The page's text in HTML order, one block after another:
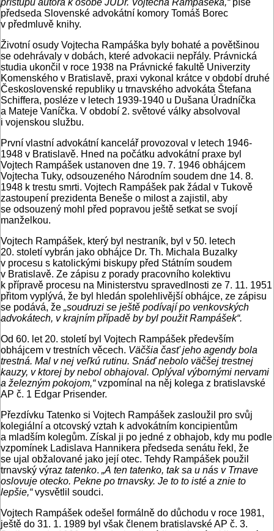
prístupu autora k osobe JUDr. Vojtecha Rampášeka,“ píše
předseda Slovenské advokátní komory Tomáš Borec
v předmluvě knihy.
Životní osudy Vojtecha Rampáška byly bohaté a povětšinou
se odehrávaly v dobách, které advokacii nepřály. Právnická
studia ukončil v roce 1938 na Právnické fakultě Univerzity
Komenského v Bratislavě, praxi vykonal krátce v období druhé
Československé republiky u trnavského advokáta Štefana
Schiffera, posléze v letech 1939-1940 u Dušana Úradníčka
a Mateje Vaníčka. V období 2. světové války absolvoval
i vojenskou službu.
První vlastní advokátní kancelář provozoval v letech 1946-
1948 v Bratislavě. Hned na počátku advokátní praxe byl
Vojtech Rampášek ustanoven dne 19. 7. 1946 obhájcem
Vojtecha Tuky, odsouzeného Národním soudem dne 14. 8.
1948 k trestu smrti. Vojtech Rampášek pak žádal v Tukově
zastoupení prezidenta Beneše o milost a zajistil, aby
se odsouzený mohl před popravou ještě setkat se svojí
manželkou.
Vojtech Rampášek, který byl nestraník, byl v 50. letech
20. století vybrán jako obhájce Dr. Th. Michala Buzalky
v procesu s katolickými biskupy před Státním soudem
v Bratislavě. Ze zápisu z porady pracovního kolektivu
k přípravě procesu na Ministerstvu spravedlnosti ze 7. 11. 1951
přitom vyplývá, že byl hledán spolehlivější obhájce, ze zápisu
se podává, že „soudruzi se ještě podívají po venkovských
advokátech, v krajním případě by byl použit Rampášek“.
Od 60. let 20. století byl Vojtech Rampášek především
obhájcem v trestních věcech. Väčšia časť jeho agendy bola
trestná. Mal v nej veľkú rutinu. Snáď nebolo väčšej trestnej
kauzy, v ktorej by nebol obhajoval. Oplýval výbornými nervami
a železným pokojom,“vzpomínal na něj kolega z bratislavské
AP č. 1 Edgar Prisender.
Přezdívku Tatenko si Vojtech Rampášek zasloužil pro svůj
kolegiální a otcovský vztah k advokátním koncipientům
a mladším kolegům. Získal ji po jedné z obhajob, kdy mu podle
vzpomínek Ladislava Hannikera předseda senátu řekl, že
se ujal obžalované jako její otec. Tehdy Rampášek použil
trnavský výraz tatenko. „A ten tatenko, tak sa u nás v Trnave
oslovuje otecko. Pekne po trnavsky. Je to to isté a znie to
lepšie,“vysvětlil soudci.
Vojtech Rampášek odešel formálně do důchodu v roce 1981,
ještě do 31. 1. 1989 byl však členem bratislavské AP č. 3.